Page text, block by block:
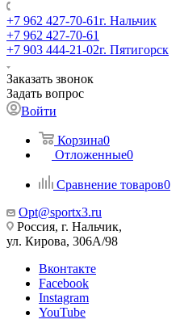
+7 962 427-70-61г. Нальчик
+7 962 427-70-61
+7 903 444-21-02г. Пятигорск
Заказать звонок
Задать вопрос
Войти
Корзина0
Отложенные0
Сравнение товаров0
Opt@sportx3.ru
Россия, г. Нальчик,
ул. Кирова, 306А/98
Вконтакте
Facebook
Instagram
YouTube